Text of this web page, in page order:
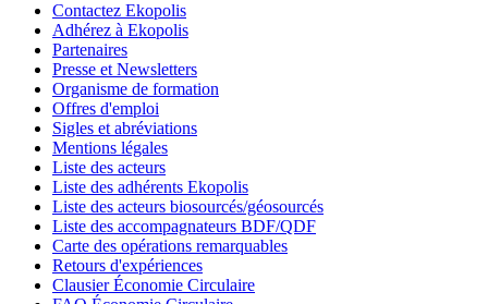
Contactez Ekopolis
Adhérez à Ekopolis
Partenaires
Presse et Newsletters
Organisme de formation
Offres d'emploi
Sigles et abréviations
Mentions légales
Liste des acteurs
Liste des adhérents Ekopolis
Liste des acteurs biosourcés/géosourcés
Liste des accompagnateurs BDF/QDF
Carte des opérations remarquables
Retours d'expériences
Clausier Économie Circulaire